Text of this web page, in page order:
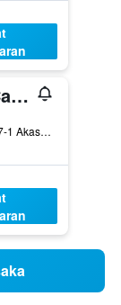
The Ritz-Carlton, Tokyo
Tokyo Midtown 9-7-1 Akasaka Minato-ku, Tokyo, Jepun